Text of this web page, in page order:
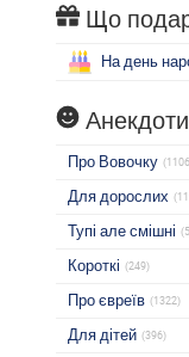
Що
На день
Анекдоти
Про Вовочку
Для дорослих
Тупі але смішні
Короткі (249)
Про євреїв (1322)
Для дітей (396)